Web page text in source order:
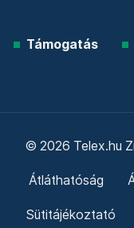
Támogatás
© 2026 Telex.hu
Átláthatóság
Sütitájékoztató